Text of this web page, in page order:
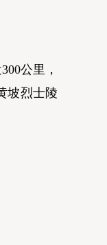
公里，
坡烈士陵